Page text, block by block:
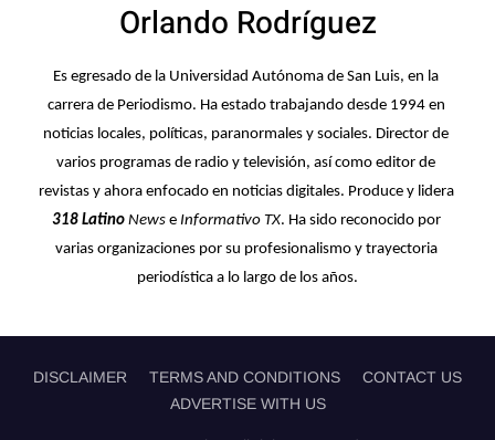
Orlando Rodríguez
Es egresado de la Universidad Autónoma de San Luis, en la
carrera de Periodismo. Ha estado trabajando desde 1994 en
noticias locales, políticas, paranormales y sociales. Director de
varios programas de radio y televisión, así como editor de
revistas y ahora enfocado en noticias digitales. Produce y lidera
318 Latino News e Informativo TX. Ha sido reconocido por
varias organizaciones por su profesionalismo y trayectoria
periodística a lo largo de los años.
DISCLAIMER TERMS AND CONDITIONS
CONTACT US
ADVERTISE WITH US